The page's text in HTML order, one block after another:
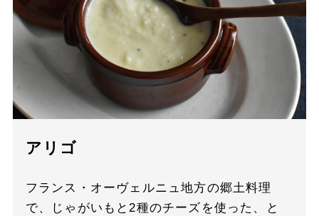
アリゴ
フランス・オーヴェルニュ地方の郷土料理
で、じゃがいもと2種のチーズを使った、と